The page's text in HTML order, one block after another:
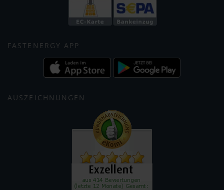
FASTENERGY APP
AUSZEICHNUNGEN